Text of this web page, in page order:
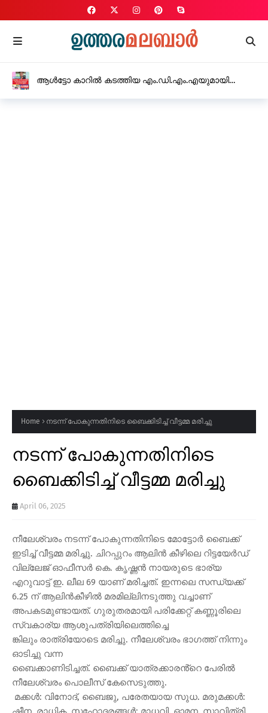
ആൾട്ടോ കാറിൽ കടത്തിയ എം.ഡി.എം.എയുമായി
Home നടന്ന് പോകുന്നതിനിടെ ബൈക്കിടിച്ച് വീട്ടമ്മ മരിച്ചു
നടന്ന് പോകുന്നതിനിടെ
ബൈക്കിടിച്ച് വീട്ടമ്മ മരിച്ചു
April 06, 2025
നീലേശ്വരം നടന്ന് പോകുന്നതിനിടെ മോട്ടോർ ബൈക്ക്
ഇടിച്ച് വീട്ടമ്മ മരിച്ചു. ചിറപ്പുറം ആലിൻ കീഴിലെ റിട്ടയേർഡ്
വില്ലേജ് ഓഫീസർ കെ. കൃഷ്ണ‌ൻ നായരുടെ ഭാര്യ
എറുവാട്ട് ഇ. ലീല 69 യാണ് മരിച്ചത്. ഇന്നലെ സന്ധ്യക്ക്
6.25 ന് ആലിൻകീഴിൽ മരമില്ലിനടുത്തു വച്ചാണ്
അപകടമുണ്ടായത്. ഗുരുതരമായി പരിക്കേറ്റ് കണ്ണൂരിലെ
സ്വകാര്യ ആശുപത്രിയിലെത്തിച്ചെ
ങ്കിലും രാത്രിയോടെ മരിച്ചു. നീലേശ്വരം ഭാഗത്ത് നിന്നും
ഓടിച്ചു വന്ന
ബൈക്കാണിടിച്ചത്. ബൈക്ക് യാത്രക്കാരൻ്റെ പേരിൽ
നീലേശ്വരം പൊലീസ് കേസെടുത്തു.
മക്കൾ: വിനോദ്, ബൈജു, പരേതയായ സുധ. മരുമക്കൾ: